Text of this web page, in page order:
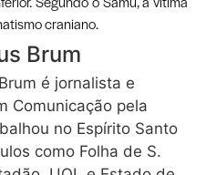
craniano.
Brum
é jornalista e
Comunicação pela
no Espírito Santo
como Folha de S.